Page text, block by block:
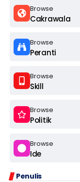
Browse
Cakrawala
Browse
Peranti
Browse
Skill
Browse
Politik
Browse
Ide
Penulis